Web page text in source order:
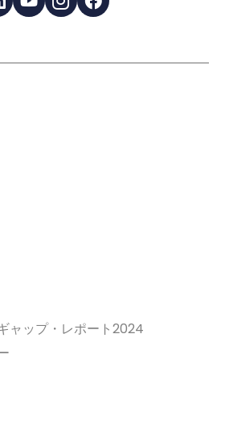
YouTubeInstagramFacebook
ャップ・レポート2024